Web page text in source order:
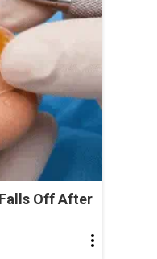
Off After